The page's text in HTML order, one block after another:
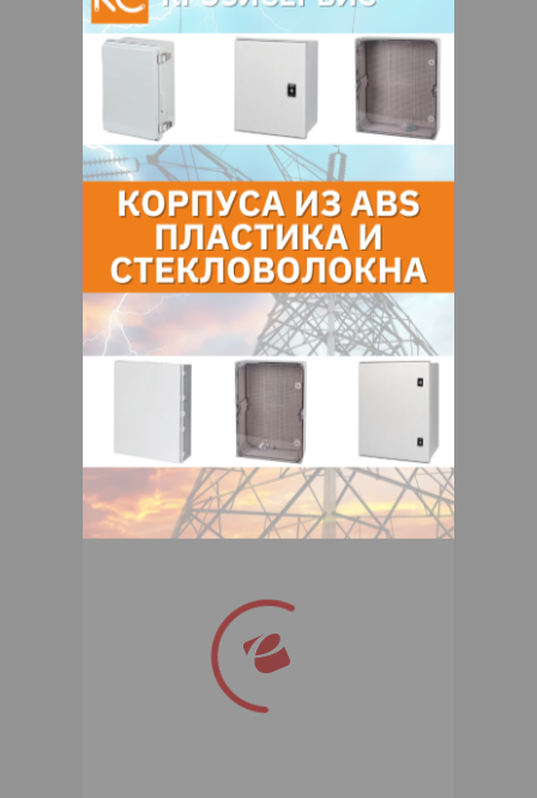
Контакты продавца
Оставьте электронный заказ с помощью
кнопки "Заказать" и мы подберем для
Вас подходящую компанию
поставщика.